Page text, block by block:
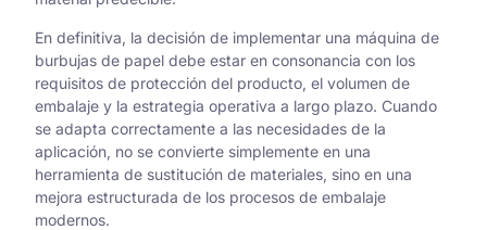
En definitiva, la decisión de implementar una máquina de
burbujas de papel debe estar en consonancia con los
requisitos de protección del producto, el volumen de
embalaje y la estrategia operativa a largo plazo. Cuando
se adapta correctamente a las necesidades de la
aplicación, no se convierte simplemente en una
herramienta de sustitución de materiales, sino en una
mejora estructurada de los procesos de embalaje
modernos.